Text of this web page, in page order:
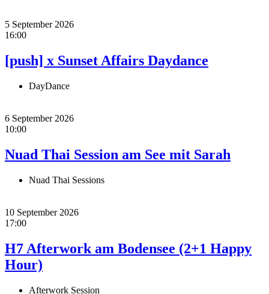
5 September 2026
16:00
[push] x Sunset Affairs Daydance
DayDance
6 September 2026
10:00
Nuad Thai Session am See mit Sarah
Nuad Thai Sessions
10 September 2026
17:00
H7 Afterwork am Bodensee (2+1 Happy
Hour)
Afterwork Session